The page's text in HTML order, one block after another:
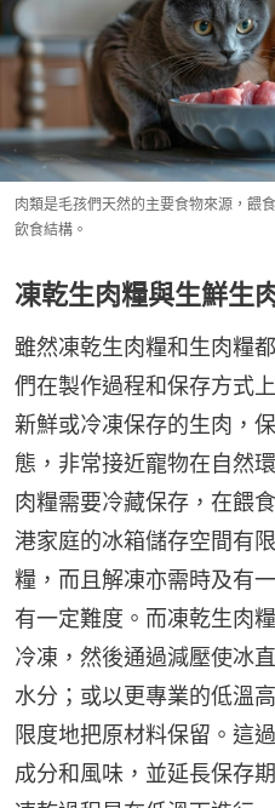
肉類是毛孩們天然的主要食物來源，餵
飲食結構。
凍乾生肉糧與生鮮生
雖然凍乾生肉糧和生肉糧
們在製作過程和保存方式
新鮮或冷凍保存的生肉，
態，非常接近寵物在自然
肉糧需要冷藏保存，在餵
港家庭的冰箱儲存空間有
糧，而且解凍亦需時及有
有一定難度。而凍乾生肉
冷凍，然後通過減壓使冰
水分；或以更專業的低溫
限度地把原材料保留。這
成分和風味，並延長保存